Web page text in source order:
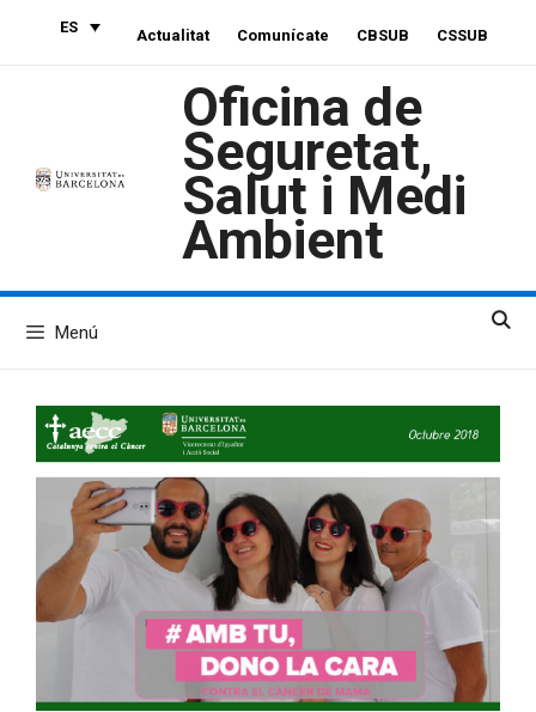
ES Actualitat Comunícate CBSUB CSSUB
Oficina de
Seguretat,
Salut i Medi
Ambient
Menú